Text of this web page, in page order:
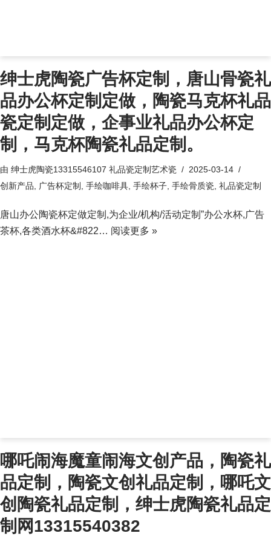
绅士虎陶瓷广告杯定制，唐山骨瓷礼
品办公杯定制定做，陶瓷马克杯礼品
瓷定制定做，企事业礼品办公杯定
制，马克杯陶瓷礼品定制。
由 绅士虎陶瓷13315546107 礼品瓷定制艺术瓷
2025-03-14
创新产品, 广告杯定制 , 手绘咖啡具, 手绘杯子, 手绘骨质瓷, 礼品瓷定制
唐山办公陶瓷杯定做定制,为企业/机构/活动定制”办公水杯,广告
茶杯,各类酒水杯&#822… 阅读更多 »
哪吒闹海魔童闹海文创产品，陶瓷礼
品定制，陶瓷文创礼品定制，哪吒文
创陶瓷礼品定制，绅士虎陶瓷礼品定
制网13315540382